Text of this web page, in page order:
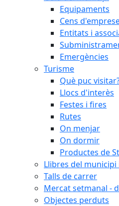
Equipaments
Cens
Entitats i
Emergències
Turisme
Què puc
Llocs d'interès
Festes i fires
Rutes
On menjar
On dormir
Productes de
Llibres del
Talls de carrer
Mercat setmanal -
Objectes perduts